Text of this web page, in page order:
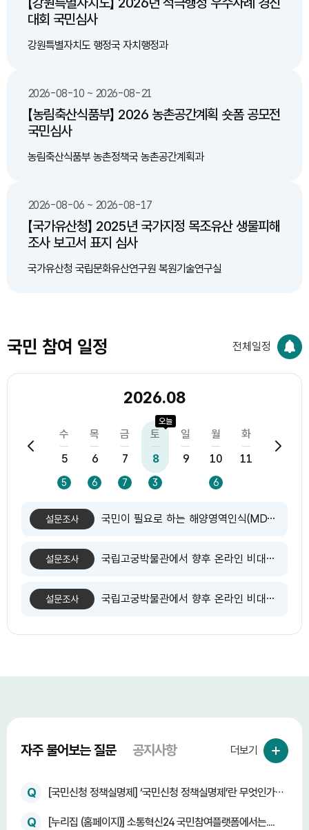
대회 국민심사
강원특별자치도 행정국 자치행정과
2026-08-10 ~ 2026-08-21
【농림축산식품부】 2026 농촌공간계획 숏폼 공모전
국민심사
농림축산식품부 농촌정책국 농촌공간계획과
2026-08-06 ~ 2026-08-17
【국가유산청】 2025년 국가지정 목조유산 생물피해
조사 보고서 표지 심사
국가유산청 국립문화유산연구원 복원기술연구실
국민 참여 일정
2026.08
수
5
5
목
6
6
금
7
7
토
8
오늘
3
일
9
월
10
6
화
11
설문조사 국민이 필요로 하는 해양영역인식(MDA) 기반 해양정보는 무엇일까요?
설문조사 국립고궁박물관에서 향후 온라인 비대면 교육 확대 시 참여하고 싶은 분야가 있다면 골라주세요.
설문조사 국립고궁박물관에서 향후 온라인 비대면 교육 확대 시 참여하고 싶은 분야가 있다면 골라주세요.
전체일정
자주 물어보는 질문 공지사항
Q
[국민신청 정책실명제] ‘국민신청 정책실명제’란 무엇인가
Q [누리집 (홈페이지)] 소통혁신24 국민참여플랫폼에서는....
더보기